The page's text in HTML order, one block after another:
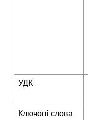
УДК
Ключові слова